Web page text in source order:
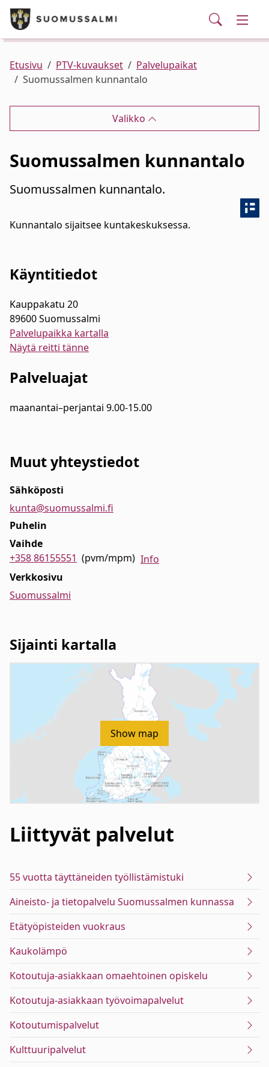
Siirry pääsisältöön
Puhelinluettelo/yhteystiedot
Palvelut
Ajankohtaista
Verkkokauppa
Haku
Kunta ja hallinto
Asuminen ja ympäristö
Elinvoima
Kulttuuri, vapaa-aika ja nuoret
Etusivu PTV-kuvaukset
Palvelupaikat
Suomussalmen kunnantalo
Valikko
Suomussalmen kunnantalo
Suomussalmen kunnantalo.
Kunnantalo sijaitsee kuntakeskuksessa.
Käyntitiedot
Kauppakatu 20
89600 Suomussalmi
Palvelupaikka kartalla
Näytä reitti tänne
Palveluajat
maanantai–perjantai 9.00-15.00
Muut yhteystiedot
Sähköposti
kunta@suomussalmi.fi
Puhelin
Vaihde
+358 86155551 (pvm/mpm) Info
Verkkosivu
Suomussalmi
Sijainti kartalla
Show map
Liittyvät palvelut
55 vuotta täyttäneiden työllistämistuki
Aineisto- ja tietopalvelu Suomussalmen kunnassa
Etätyöpisteiden vuokraus
Kaukolämpö
Kotoutuja-asiakkaan omaehtoinen opiskelu
Kotoutuja-asiakkaan työvoimapalvelut
Kotoutumispalvelut
Kulttuuripalvelut